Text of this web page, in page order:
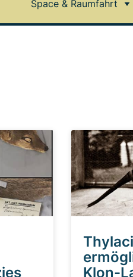
Space & Raumfahrt
Klon-